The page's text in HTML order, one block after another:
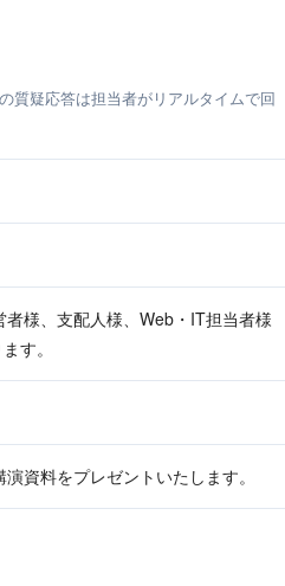
質疑応答は担当者がリアルタイムで回
様、支配人様、Web・IT担当者様
す。
資料をプレゼントいたします。